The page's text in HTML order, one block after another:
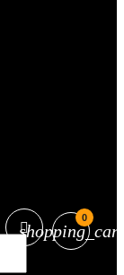
shopping_cart
0